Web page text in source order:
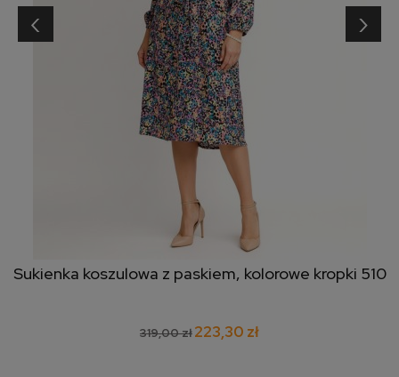
Sukienka koszulowa z paskiem, kolorowe kropki 510
319,00 zł223,30 zł
‹ ›